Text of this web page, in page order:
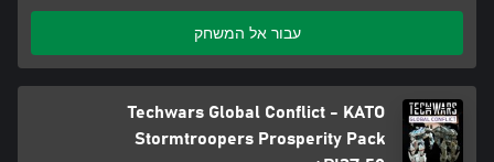
עבור אל המשחק
Techwars Global Conflict - KATO
Stormtroopers Prosperity Pack